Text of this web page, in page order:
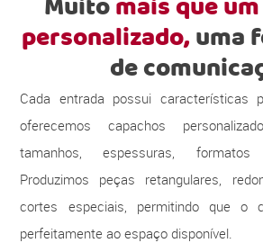
Muitomais que
personalizado,uma
de
Cada entrada possui características
oferecemos capachos
tamanhos, espessuras,
Produzimos peças retangulares,
cortes especiais, permitindo que o
perfeitamente ao espaço disponível.